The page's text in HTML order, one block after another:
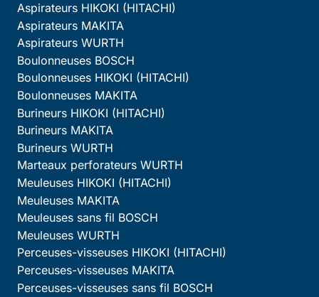
Aspirateurs HIKOKI (HITACHI)
Aspirateurs MAKITA
Aspirateurs WURTH
Boulonneuses BOSCH
Boulonneuses HIKOKI (HITACHI)
Boulonneuses MAKITA
Burineurs HIKOKI (HITACHI)
Burineurs MAKITA
Burineurs WURTH
Marteaux perforateurs WURTH
Meuleuses HIKOKI (HITACHI)
Meuleuses MAKITA
Meuleuses sans fil BOSCH
Meuleuses WURTH
Perceuses-visseuses HIKOKI (HITACHI)
Perceuses-visseuses MAKITA
Perceuses-visseuses sans fil BOSCH